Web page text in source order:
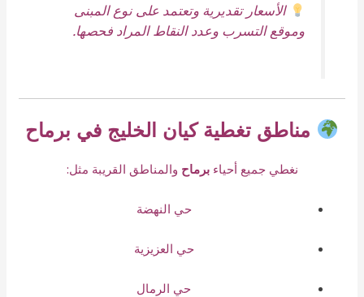
الأسعار تقديرية وتعتمد على نوع المبنى
وموقع التسرب وعدد النقاط المراد فحصها.
مناطق تغطية كيان الخليج في برماح
نغطي جميع أحياءبرماح والمناطق القريبة مثل:
حي النهضة
حي العزيزية
حي الرمال